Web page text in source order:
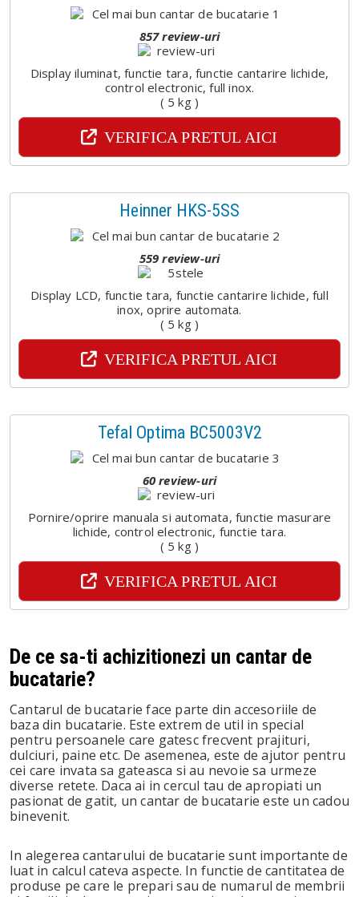
857 review-uri
Display iluminat, functie tara, functie cantarire lichide,
control electronic, full inox.
( 5 kg )
VERIFICA PRETUL AICI
Heinner HKS-5SS
559 review-uri
Display LCD, functie tara, functie cantarire lichide, full
inox, oprire automata.
( 5 kg )
VERIFICA PRETUL AICI
Tefal Optima BC5003V2
60 review-uri
Pornire/oprire manuala si automata, functie masurare
lichide, control electronic, functie tara.
( 5 kg )
VERIFICA PRETUL AICI
De ce sa-ti achizitionezi un cantar de
bucatarie?
Cantarul de bucatarie face parte din accesoriile de
baza din bucatarie. Este extrem de util in special
pentru persoanele care gatesc frecvent prajituri,
dulciuri, paine etc. De asemenea, este de ajutor pentru
cei care invata sa gateasca si au nevoie sa urmeze
diverse retete. Daca ai in cercul tau de apropiati un
pasionat de gatit, un cantar de bucatarie este un cadou
binevenit.
In alegerea cantarului de bucatarie sunt importante de
luat in calcul cateva aspecte. In functie de cantitatea de
produse pe care le prepari sau de numarul de membrii